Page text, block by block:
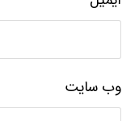
وب‌ سایت